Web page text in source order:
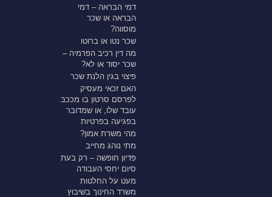
דמי הבראה – דמי
הבראה או שכר
מוסווה?
שכר נטו או ברוטו
מה דין רכיב הפרמיה –
שכר יסוד או לא?
פיצוי בגין הלנת שכר
האם זכאי מעסיק
לפרסם סרטון בו מככב
עובד שלו, או שמדובר
בפגיעה בפרטיות
מהי משרת אמון?
מתי נוהג מחייב
פדיון חופשה – רק בעת
סיום יחסי העבודה
מעט על החלטות
משרד החינוך בשיבוץ